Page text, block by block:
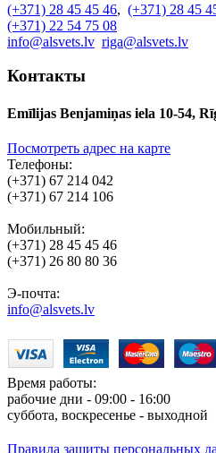
(+371) 28 45 45 46, (+371) 28 45
(+371) 22 54 75 08
info@alsvets.lv riga@alsvets.lv
Контакты
Emīlijas Benjamiņas iela 10-54,
Посмотреть адрес на карте
Телефоны:
(+371) 67 214 042
(+371) 67 214 106
Мобильный:
(+371) 28 45 45 46
(+371) 26 80 80 36
Э-почта:
info@alsvets.lv
Время работы:
рабочие дни - 09:00 - 16:00
суббота, воскресенье - выходной
Правила защиты персональных